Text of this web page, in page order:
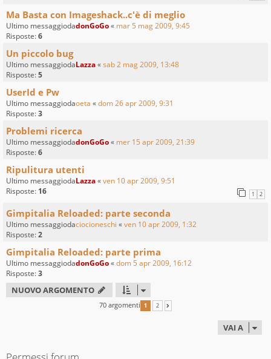
Ma Basta con Imageshack..c'è di meglio
Ultimo messaggiodadonGoGo« mar 5 mag 2009, 9:45
Risposte:6
Un piccolo bug
Ultimo messaggiodaLazza«sab 2 mag 2009, 13:48
Risposte:5
UserId e Pw
Ultimo messaggiodaoeta «dom 26 apr 2009, 9:31
Risposte:3
Problemi ricerca
Ultimo messaggiodadonGoGo« mer 15 apr 2009, 21:39
Risposte:6
Ripulitura utenti
Ultimo messaggiodaLazza«ven 10 apr 2009, 9:51
Risposte: 16 1 2
Gimpitalia Reloaded: parte seconda
Ultimo messaggiodaciocioneschi «ven 10 apr 2009, 1:32
Risposte:2
Gimpitalia Reloaded: parte prima
Ultimo messaggiodadonGoGo«dom 5 apr 2009, 16:12
Risposte:3
NUOVO ARGOMENTO
70 argomenti 1 2
VAI A